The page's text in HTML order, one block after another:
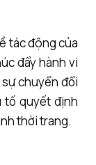
tác động của
đẩy hành vi
chuyển đổi
tố quyết định
thời trang.